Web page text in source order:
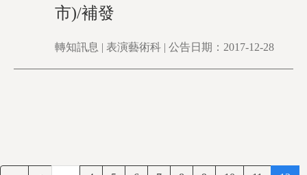
市)/補發
轉知訊息 | 表演藝術科 | 公告日期：2017-12-28